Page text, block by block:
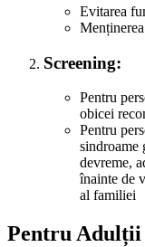
Evitarea
Screening:
Pentru
obicei
Pentru
sindroame
devreme,
înainte de
al familiei
Pentru Adulții